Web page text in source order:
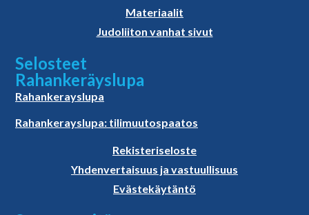
Materiaalit
Judoliiton vanhat sivut
Selosteet
Rahankeräyslupa
Rahankerayslupa
Rahankerayslupa: tilimuutospaatos
Rekisteriseloste
Yhdenvertaisuus ja vastuullisuus
Evästekäytäntö